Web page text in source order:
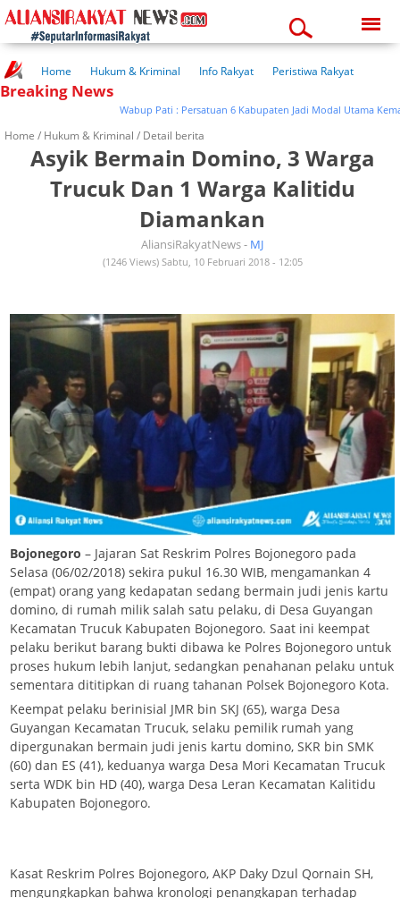
02:53:58 am
Home Hukum & Kriminal Info Rakyat
Peristiwa Rakyat
Kuliner Rakyat
Wisata Rakyat
Kesehatan
Breaking News
Wabup Pati : Persatuan 6 Kabupaten Jadi Modal Utama
Home / Hukum & Kriminal / Detail berita
Asyik Bermain Domino, 3 Warga
Trucuk Dan 1 Warga Kalitidu
Diamankan
AliansiRakyatNews - MJ
(1246 Views) Sabtu, 10 Februari 2018 - 12:05
Bojonegoro – Jajaran Sat Reskrim Polres Bojonegoro pada
Selasa (06/02/2018) sekira pukul 16.30 WIB, mengamankan 4
(empat) orang yang kedapatan sedang bermain judi jenis kartu
domino, di rumah milik salah satu pelaku, di Desa Guyangan
Kecamatan Trucuk Kabupaten Bojonegoro. Saat ini keempat
pelaku berikut barang bukti dibawa ke Polres Bojonegoro untuk
proses hukum lebih lanjut, sedangkan penahanan pelaku untuk
sementara dititipkan di ruang tahanan Polsek Bojonegoro Kota.
Keempat pelaku berinisial JMR bin SKJ (65), warga Desa
Guyangan Kecamatan Trucuk, selaku pemilik rumah yang
dipergunakan bermain judi jenis kartu domino, SKR bin SMK
(60) dan ES (41), keduanya warga Desa Mori Kecamatan Trucuk
serta WDK bin HD (40), warga Desa Leran Kecamatan Kalitidu
Kabupaten Bojonegoro.
Kasat Reskrim Polres Bojonegoro, AKP Daky Dzul Qornain SH,
mengungkapkan bahwa kronologi penangkapan terhadap